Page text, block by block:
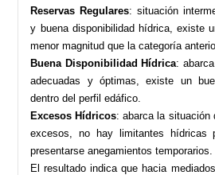
Reservas Regulares: situación
y buena disponibilidad hídrica, existe
menor magnitud que la categoría
Buena Disponibilidad Hídrica:
adecuadas y óptimas, existe un
dentro del perfil edáfico.
Excesos Hídricos: abarca la situación
excesos, no hay limitantes hídricas
presentarse anegamientos temporarios.
El resultado indica que hacia